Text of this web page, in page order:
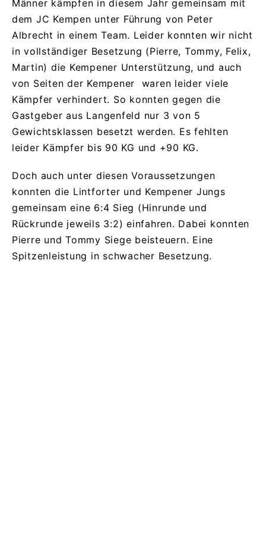
Männer kämpfen in diesem Jahr gemeinsam mit
dem JC Kempen unter Führung von Peter
Albrecht in einem Team. Leider konnten wir nicht
in vollständiger Besetzung (Pierre, Tommy, Felix,
Martin) die Kempener Unterstützung, und auch
von Seiten der Kempener waren leider viele
Kämpfer verhindert. So konnten gegen die
Gastgeber aus Langenfeld nur 3 von 5
Gewichtsklassen besetzt werden. Es fehlten
leider Kämpfer bis 90 KG und +90 KG.
Doch auch unter diesen Voraussetzungen
konnten die Lintforter und Kempener Jungs
gemeinsam eine 6:4 Sieg (Hinrunde und
Rückrunde jeweils 3:2) einfahren. Dabei konnten
Pierre und Tommy Siege beisteuern. Eine
Spitzenleistung in schwacher Besetzung.